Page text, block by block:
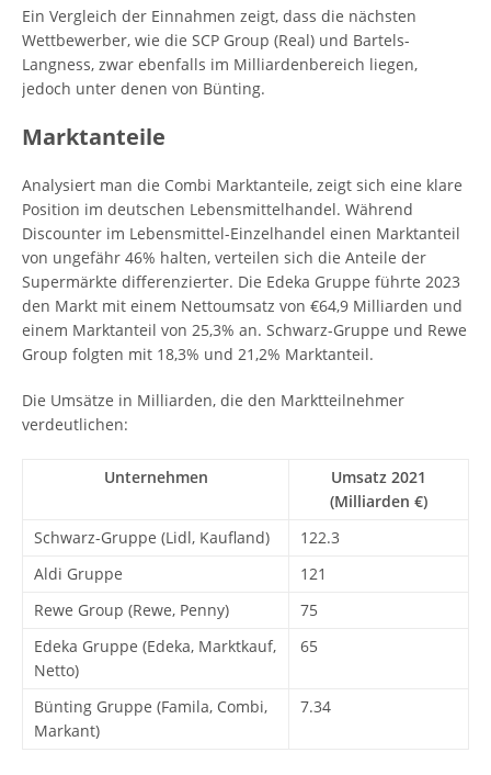
Ein Vergleich der Einnahmen zeigt, dass die nächsten
Wettbewerber, wie die SCP Group (Real) und Bartels-
Langness, zwar ebenfalls im Milliardenbereich liegen,
jedoch unter denen von Bünting.
Marktanteile
Analysiert man die Combi Marktanteile, zeigt sich eine klare
Position im deutschen Lebensmittelhandel. Während
Discounter im Lebensmittel-Einzelhandel einen Marktanteil
von ungefähr 46% halten, verteilen sich die Anteile der
Supermärkte differenzierter. Die Edeka Gruppe führte 2023
den Markt mit einem Nettoumsatz von €64,9 Milliarden und
einem Marktanteil von 25,3% an. Schwarz-Gruppe und Rewe
Group folgten mit 18,3% und 21,2% Marktanteil.
Die Umsätze in Milliarden, die den Marktteilnehmer
verdeutlichen:
Unternehmen
Umsatz 2021
(Milliarden €)
Schwarz-Gruppe (Lidl, Kaufland)
122.3
Aldi Gruppe
121
Rewe Group (Rewe, Penny)
75
Edeka Gruppe (Edeka, Marktkauf,
Netto)
65
Bünting Gruppe (Famila, Combi,
Markant)
7.34